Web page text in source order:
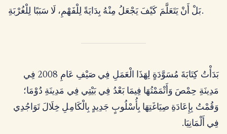
بَلْ أَنْ يَتَعَلَّمَ كَيْفَ يَجْعَلُ مِنْهُ بِدَايَةً لِلْفَهْمِ، لَا سَبَبًا لِلْغُرْبَةِ.
بَدَأْتُ كِتَابَةَ مُسَوَّدَةٍ لِهَذَا الْعَمَلِ فِي صَيْفِ عَامِ 2008 فِي
مَدِينَةِ حِمْصَ وَأَتْمَمْتُهَا فِيمَا بَعْدُ فِي بَيْتِي فِي مَدِينَةِ دُوْمَا؛
وَقُمْتُ بِإِعَادَةِ صِيَاغَتِهَا بِأُسْلُوبٍ جَدِيدٍ بِالْكَامِلِ خِلَالَ تَوَاجُدِي
فِي أَلْمَانِيَا.